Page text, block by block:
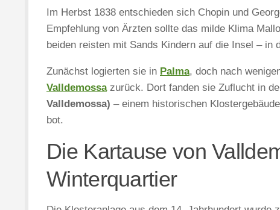
Im Herbst 1838 entschieden sich Chopin und
Empfehlung von Ärzten sollte das milde Klima
beiden reisten mit Sands Kindern auf die Insel – in
Zunächst logierten sie in Palma, doch nach
Valldemossazurück. Dort fanden sie Zuflucht in
Valldemossa) – einem historischen
bot.
Die Kartause von
Winterquartier